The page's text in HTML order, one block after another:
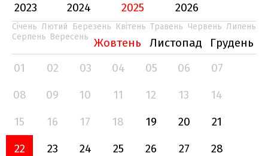
2023
2024 2025 2026
Січень Лютий Березень Квітень Травень Червень Липень
Серпень Вересень Жовтень Листопад
Грудень
01
02 03 04 05 06
07
08
09 10 11 12 13
14
15
16 17 18 19 20
21
22
23 24 25 26 27
28